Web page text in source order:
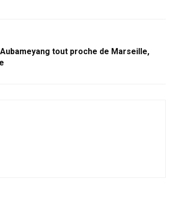
tout proche de Marseille,